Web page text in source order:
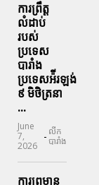
ការព្រឹត្ត
លំដាប់
របស់
ប្រទេស
បារាំង
ប្រទេសអ៉ីរឡង់
៩ មិថិត្រនា
...
June
7,
2026
- លីក
បារាំង
ការព្រមាន